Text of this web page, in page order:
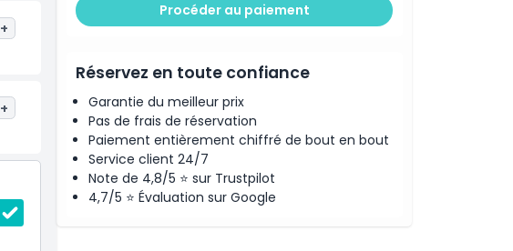
+
+
Procéder au paiement
Réservez en toute confiance
Garantie du meilleur prix
Pas de frais de réservation
Paiement entièrement chiffré de bout en bout
Service client 24/7
Note de 4,8/5 ⭐ sur Trustpilot
4,7/5 ⭐ Évaluation sur Google